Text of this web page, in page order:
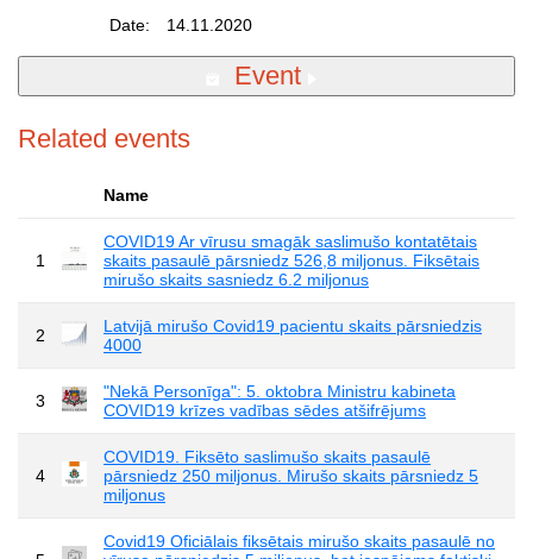
Date:
14.11.2020
Event
Related events
Name
1
COVID19 Ar vīrusu smagāk saslimušo kontatētais
skaits pasaulē pārsniedz 526,8 miljonus. Fiksētais
mirušo skaits sasniedz 6.2 miljonus
2
Latvijā mirušo Covid19 pacientu skaits pārsniedzis
4000
3
"Nekā Personīga": 5. oktobra Ministru kabineta
COVID19 krīzes vadības sēdes atšifrējums
4
COVID19. Fiksēto saslimušo skaits pasaulē
pārsniedz 250 miljonus. Mirušo skaits pārsniedz 5
miljonus
Covid19 Oficiālais fiksētais mirušo skaits pasaulē no